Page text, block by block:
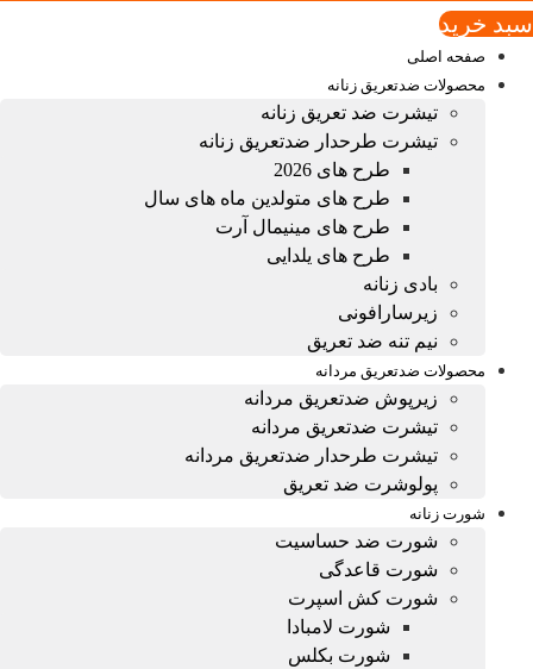
سبد خريد
صفحه اصلی
محصولات ضدتعریق زنانه
تیشرت ضد تعریق زنانه
تیشرت طرحدار ضدتعریق زنانه
طرح های 2026
طرح های متولدین ماه های سال
طرح های مینیمال آرت
طرح های یلدایی
بادی زنانه
زیرسارافونی
نیم تنه ضد تعریق
محصولات ضدتعریق مردانه
زیرپوش ضدتعریق مردانه
تیشرت ضدتعریق مردانه
تیشرت طرحدار ضدتعریق مردانه
پولوشرت ضد تعریق
شورت زنانه
شورت ضد حساسیت
شورت قاعدگی
شورت کش اسپرت
شورت لامبادا
شورت بکلس